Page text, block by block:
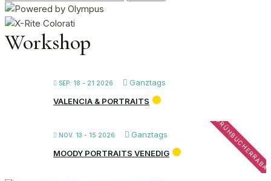
nach:
Workshop
SEP. 18 - 21 2026
Ganztags
VALENCIA & PORTRAITS
NOV. 13 - 15 2026 Ganztags
MOODY PORTRAITS VENEDIG